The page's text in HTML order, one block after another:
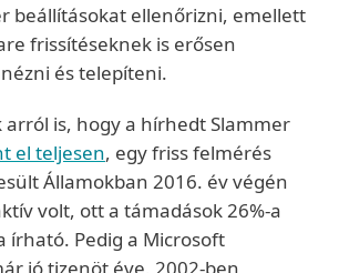
beállításokat ellenőrizni, emellett
frissítéseknek is erősen
és telepíteni.
arról is, hogy a hírhedt Slammer
el teljesen, egy friss felmérés
Államokban 2016. év végén
volt, ott a támadások 26%-a
írható. Pedig a Microsoft